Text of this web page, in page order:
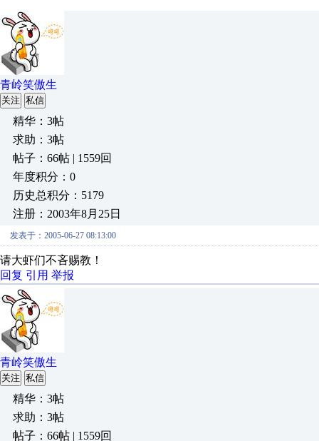
青岭笑傲生
关注 私信
精华：3帖
求助：3帖
帖子：66帖 | 1559回
年度积分：0
历史总积分：5179
注册：2003年8月25日
发表于：2005-06-27 08:13:00
请大虾们不吝赐教！
回复 引用 举报
青岭笑傲生
关注 私信
精华：3帖
求助：3帖
帖子：66帖 | 1559回